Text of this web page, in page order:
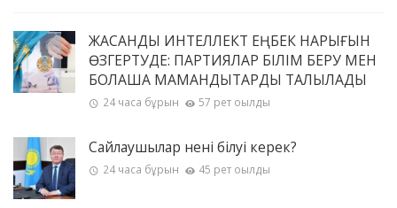
ЖАСАНДЫ ИНТЕЛЛЕКТ ЕҢБЕК НАРЫҒЫН
ӨЗГЕРТУДЕ: ПАРТИЯЛАР БІЛІМ БЕРУ МЕН
БОЛАШАҚ МАМАНДЫҚТАРДЫ ТАЛҚЫЛАДЫ
24 часа бұрын 57 рет оқылды
Сайлаушылар нені білуі керек?
24 часа бұрын 45 рет оқылды